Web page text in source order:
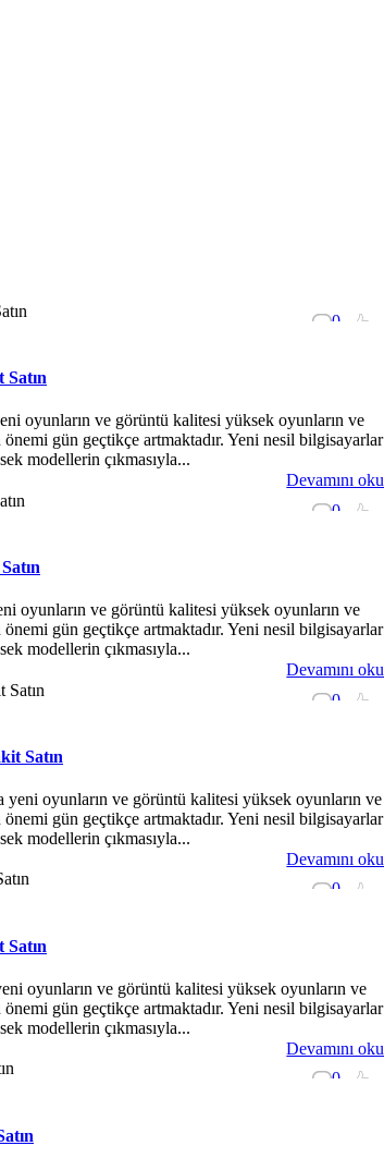
0
oyunların ve görüntü kalitesi yüksek oyunların ve
gün geçtikçe artmaktadır. Yeni nesil bilgisayarlar
modellerin çıkmasıyla...
Devamını oku
0
oyunların ve görüntü kalitesi yüksek oyunların ve
gün geçtikçe artmaktadır. Yeni nesil bilgisayarlar
modellerin çıkmasıyla...
Devamını oku
0
Satın
oyunların ve görüntü kalitesi yüksek oyunların ve
gün geçtikçe artmaktadır. Yeni nesil bilgisayarlar
modellerin çıkmasıyla...
Devamını oku
0
oyunların ve görüntü kalitesi yüksek oyunların ve
gün geçtikçe artmaktadır. Yeni nesil bilgisayarlar
modellerin çıkmasıyla...
Devamını oku
0